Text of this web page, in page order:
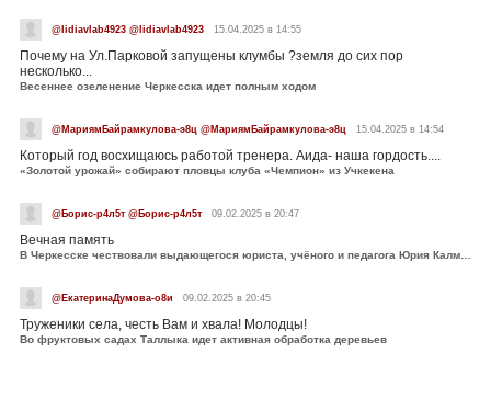
@lidiavlab4923 @lidiavlab4923 15.04.2025 в 14:55
Почему на Ул.Парковой запущены клумбы ?земля до сих пор
несколько...
Весеннее озеленение Черкесска идет полным ходом
@МариямБайрамкулова-э8ц @МариямБайрамкулова-э8ц 15.04.2025 в 14:54
Который год восхищаюсь работой тренера. Аида- наша гордость....
«Золотой урожай» собирают пловцы клуба «Чемпион» из Учкекена
@Борис-р4л5т @Борис-р4л5т 09.02.2025 в 20:47
Вечная память
В Черкесске чествовали выдающегося юриста, учёного и педагога Юрия Калмыкова
@ЕкатеринаДумова-о8и 09.02.2025 в 20:45
Труженики села, честь Вам и хвала! Молодцы!
Во фруктовых садах Таллыка идет активная обработка деревьев